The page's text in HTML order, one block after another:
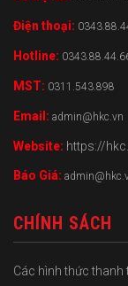
Điện thoại:
Hotline:
MST: 0311.543.898
Email: admin@hkc.vn
Website: https://
Báo Giá:
CHÍNH SÁCH
Các hình thức thanh